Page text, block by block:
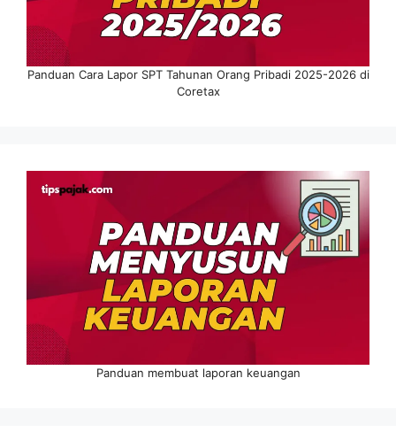
Panduan Cara Lapor SPT Tahunan Orang Pribadi 2025-2026 di
Coretax
Panduan membuat laporan keuangan